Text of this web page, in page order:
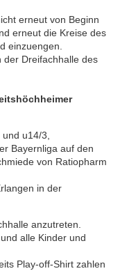
erneut von Beginn
erneut die Kreise des
einzuengen.
der Dreifachhalle des
u14/3,
Bayernliga auf den
von Ratiopharm
in der
anzutreten.
alle Kinder und
Play-off-Shirt zahlen